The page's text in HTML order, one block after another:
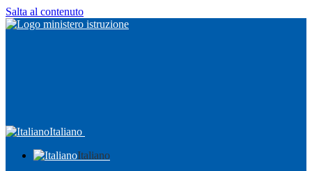
Salta al contenuto
Italiano
Italiano